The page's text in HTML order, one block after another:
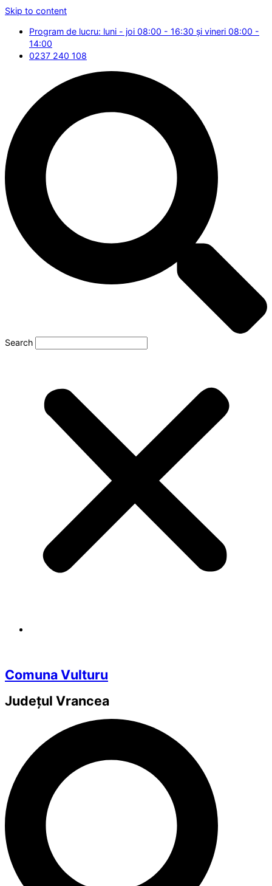
Skip to content
Program de lucru: luni - joi 08:00 - 16:30 și vineri 08:00 -
14:00
0237 240 108
Search
Comuna Vulturu
Județul Vrancea